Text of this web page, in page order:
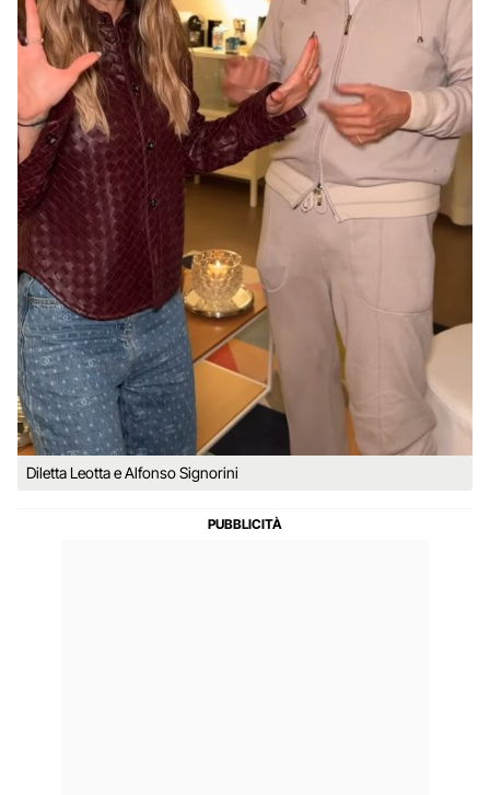
Diletta Leotta e Alfonso Signorini